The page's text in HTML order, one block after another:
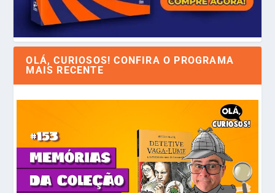
OLÁ, CURIOSOS! CONFIRA O PROGRAMA
MAIS RECENTE